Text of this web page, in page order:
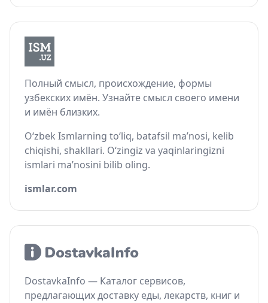
Полный смысл, происхождение, формы
узбекских имён. Узнайте смысл своего имени
и имён близких.
O‘zbek Ismlarning to‘liq, batafsil ma’nosi, kelib
chiqishi, shakllari. O‘zingiz va yaqinlaringizni
ismlari ma’nosini bilib oling.
ismlar.com
DostavkaInfo — Каталог сервисов,
предлагающих доставку еды, лекарств, книг и